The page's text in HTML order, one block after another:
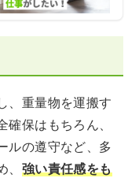
、重量物を運搬す
保はもちろん、
ルの遵守など、多
強い責任感をも